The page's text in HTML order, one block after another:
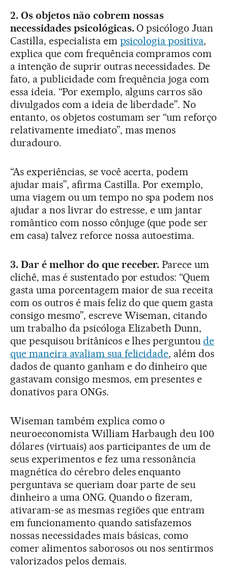
2. Os objetos não cobrem nossas
necessidades psicológicas.O psicólogo Juan
Castilla, especialista em psicologia positiva,
explica que com frequência compramos com
a intenção de suprir outras necessidades. De
fato, a publicidade com frequência joga com
essa ideia. “Por exemplo, alguns carros são
divulgados com a ideia de liberdade”. No
entanto, os objetos costumam ser “um reforço
relativamente imediato”, mas menos
duradouro.
“As experiências, se você acerta, podem
ajudar mais”, afirma Castilla. Por exemplo,
uma viagem ou um tempo no spa podem nos
ajudar a nos livrar do estresse, e um jantar
romântico com nosso cônjuge (que pode ser
em casa) talvez reforce nossa autoestima.
3. Dar é melhor do que receber. Parece um
clichê, mas é sustentado por estudos: “Quem
gasta uma porcentagem maior de sua receita
com os outros é mais feliz do que quem gasta
consigo mesmo”, escreve Wiseman, citando
um trabalho da psicóloga Elizabeth Dunn,
que pesquisou britânicos e lhes perguntoude
que maneira avaliam sua felicidade, além dos
dados de quanto ganham e do dinheiro que
gastavam consigo mesmos, em presentes e
donativos para ONGs.
Wiseman também explica como o
neuroeconomista William Harbaugh deu 100
dólares (virtuais) aos participantes de um de
seus experimentos e fez uma ressonância
magnética do cérebro deles enquanto
perguntava se queriam doar parte de seu
dinheiro a uma ONG. Quando o fizeram,
ativaram-se as mesmas regiões que entram
em funcionamento quando satisfazemos
nossas necessidades mais básicas, como
comer alimentos saborosos ou nos sentirmos
valorizados pelos demais.